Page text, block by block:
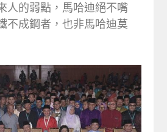
人的弱點，馬哈迪絕不嘴
不成鋼者，也非馬哈迪莫